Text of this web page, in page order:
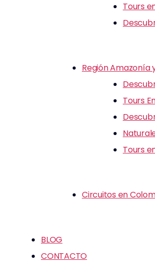
Tours
Región Amazonía
Tours
Tours
Circuitos en
BLOG
CONTACTO